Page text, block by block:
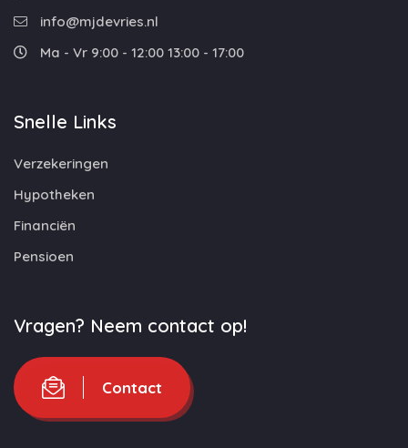
info@mjdevries.nl
Ma - Vr 9:00 - 12:00 13:00 - 17:00
Snelle Links
Verzekeringen
Hypotheken
Financiën
Pensioen
Vragen? Neem contact op!
Contact